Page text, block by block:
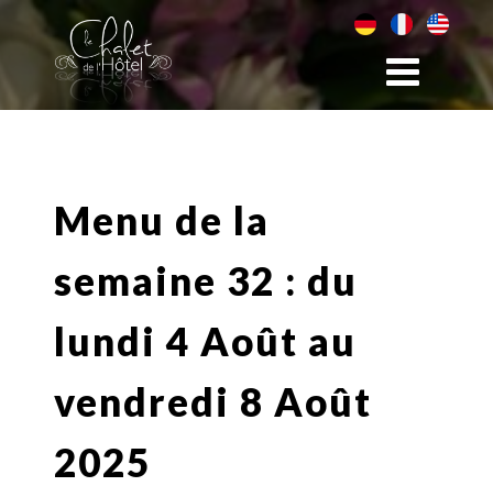
Menu de la
semaine 32 : du
lundi 4 Août au
vendredi 8 Août
2025